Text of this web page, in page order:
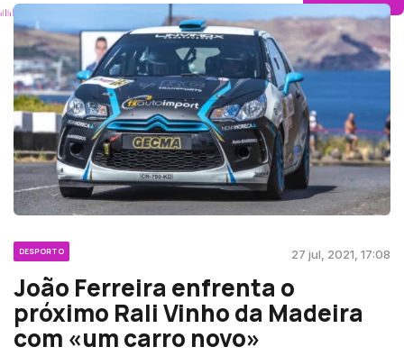
DESPORTO 27 jul, 2021, 17:08
João Ferreira enfrenta o
próximo Rali Vinho da Madeira
com «um carro novo»